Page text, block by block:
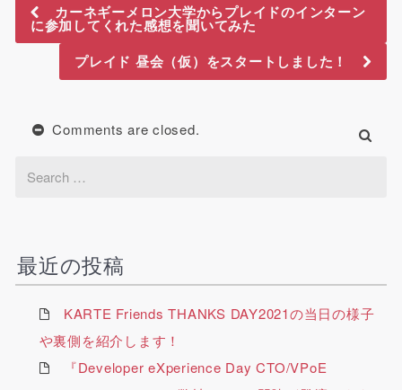
カーネギーメロン大学からプレイドのインターン
に参加してくれた感想を聞いてみた
プレイド 昼会（仮）をスタートしました！
Comments are closed.
最近の投稿
KARTE Friends THANKS DAY2021の当日の様子
や裏側を紹介します！
『Developer eXperience Day CTO/VPoE